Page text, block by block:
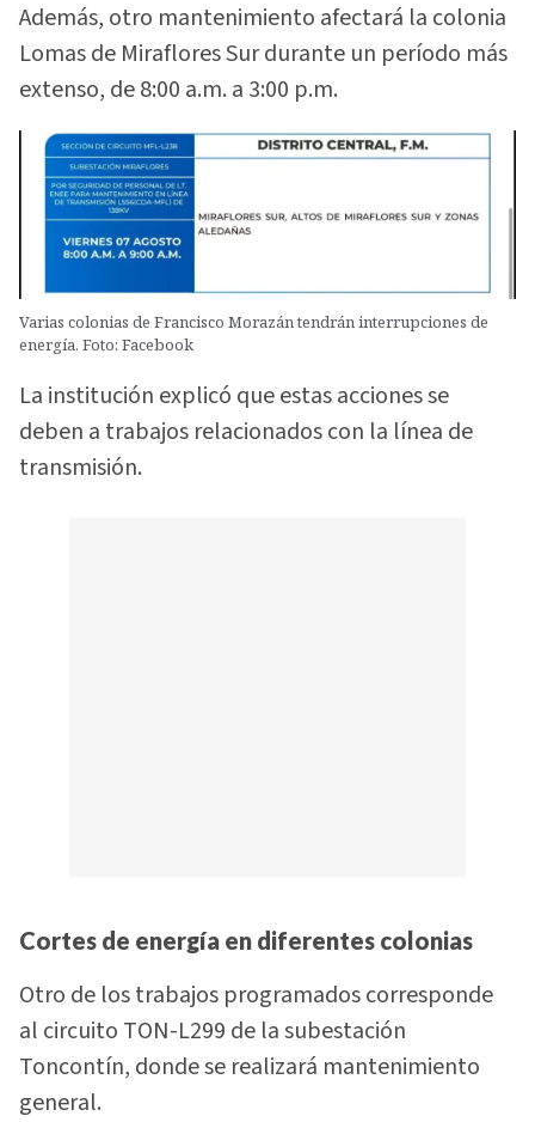
Además, otro mantenimiento afectará la colonia
Lomas de Miraflores Sur durante un período más
extenso, de 8:00 a.m. a 3:00 p.m.
Varias colonias de Francisco Morazán tendrán interrupciones de
energía. Foto: Facebook
La institución explicó que estas acciones se
deben a trabajos relacionados con la línea de
transmisión.
Cortes de energía en diferentes colonias
Otro de los trabajos programados corresponde
al circuito TON-L299 de la subestación
Toncontín, donde se realizará mantenimiento
general.